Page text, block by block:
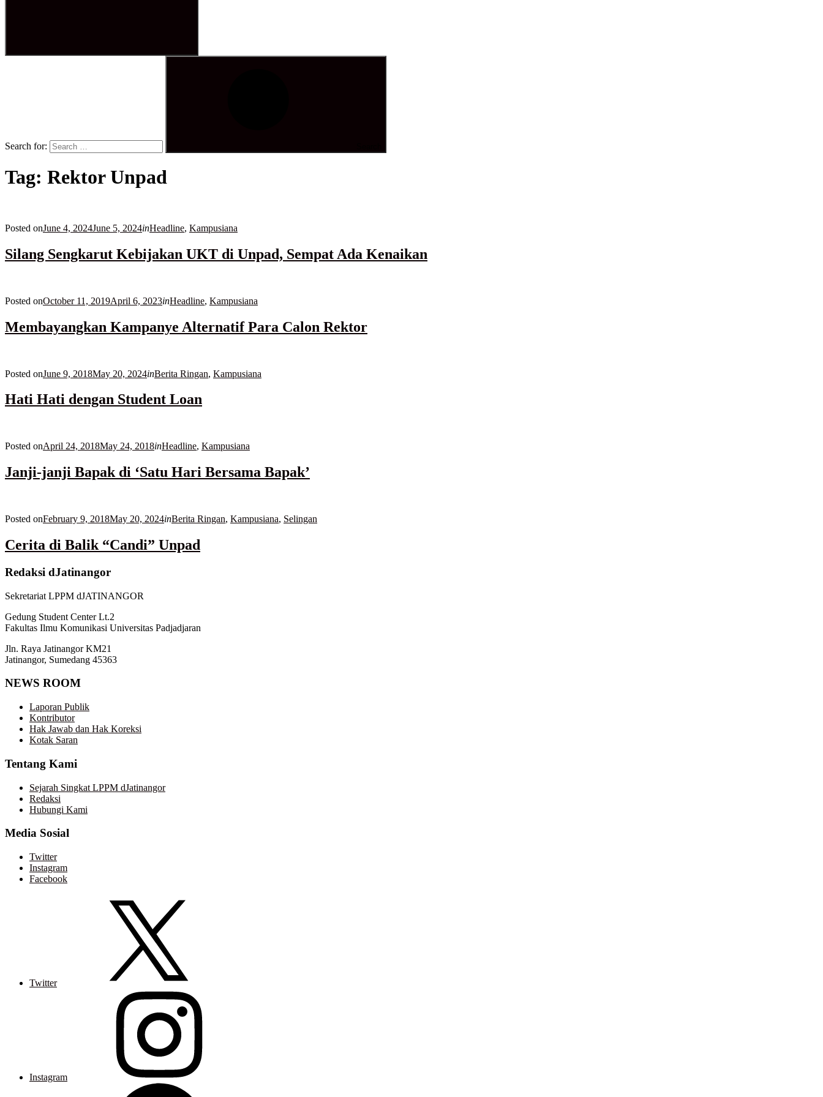
Search for:
Tag: Rektor Unpad
Posted onJune 4, 2024June 5, 2024inHeadline, Kampusiana
Silang Sengkarut Kebijakan UKT di Unpad, Sempat Ada Kenaikan
Posted onOctober 11, 2019April 6, 2023inHeadline, Kampusiana
Membayangkan Kampanye Alternatif Para Calon Rektor
Posted onJune 9, 2018May 20, 2024inBerita Ringan, Kampusiana
Hati Hati dengan Student Loan
Posted onApril 24, 2018May 24, 2018inHeadline, Kampusiana
Janji-janji Bapak di ‘Satu Hari Bersama Bapak’
Posted onFebruary 9, 2018May 20, 2024inBerita Ringan, Kampusiana, Selingan
Cerita di Balik “Candi” Unpad
Redaksi dJatinangor
Sekretariat LPPM dJATINANGOR
Gedung Student Center Lt.2
Fakultas Ilmu Komunikasi Universitas Padjadjaran
Jln. Raya Jatinangor KM21
Jatinangor, Sumedang 45363
NEWS ROOM
Laporan Publik
Kontributor
Hak Jawab dan Hak Koreksi
Kotak Saran
Tentang Kami
Sejarah Singkat LPPM dJatinangor
Redaksi
Hubungi Kami
Media Sosial
Twitter
Instagram
Facebook
Twitter
Instagram